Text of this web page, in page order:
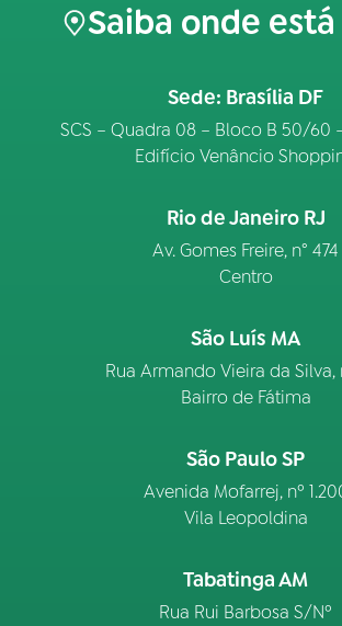
Saiba onde está
Sede: Brasília DF
SCS – Quadra 08 – Bloco B 50/60
Edifício Venâncio
Rio de Janeiro RJ
Av. Gomes Freire, n° 474
Centro
São Luís MA
Rua Armando Vieira da Silva,
Bairro de Fátima
São Paulo SP
Avenida Mofarrej, nº
Vila Leopoldina
Tabatinga AM
Rua Rui Barbosa S/Nº